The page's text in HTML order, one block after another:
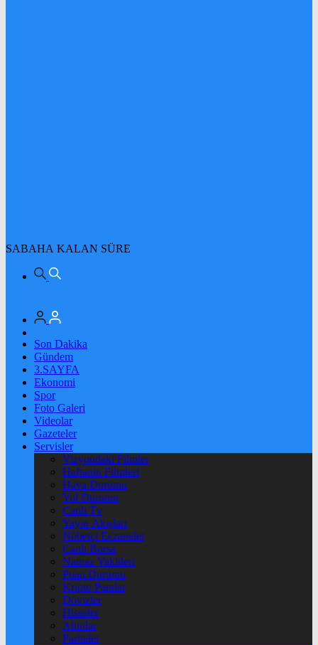
SABAHA KALAN SÜRE
Son Dakika
Gündem
3.SAYFA
Ekonomi
Spor
Foto Galeri
Videolar
Gazeteler
Servisler
Vizyondaki Filmler
Haftanin Filmleri
Hava Durumu
Yol Durumu
Canlı Tv
Yayın Akışları
Nöbetçi Eczaneler
Canlı Borsa
Namaz Vakitleri
Puan Durumu
Kripto Paralar
Dövizler
Hisseler
Altınlar
Pariteler